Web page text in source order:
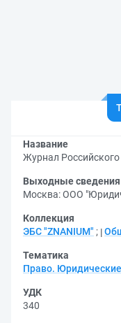
Название
Журнал
Выходные сведения
Москва: ООО
Коллекция
ЭБС "ZNANIUM" ;
Тематика
Право.
УДК
340